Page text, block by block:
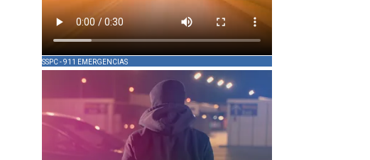
SSPC - 911 EMERGENCIAS